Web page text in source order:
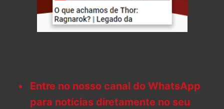
Entre no nosso canal do WhatsApp
para notícias diretamente no seu